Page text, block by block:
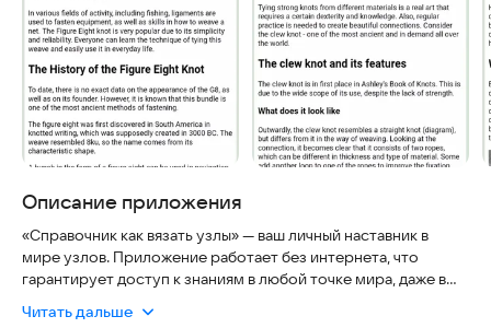
Описание приложения
«Справочник как вязать узлы» — ваш личный наставник в
мире узлов. Приложение работает без интернета, что
гарантирует доступ к знаниям в любой точке мира, даже в
экспертами, а база данных постоянно обновляется, чтобы вы
Читать дальше